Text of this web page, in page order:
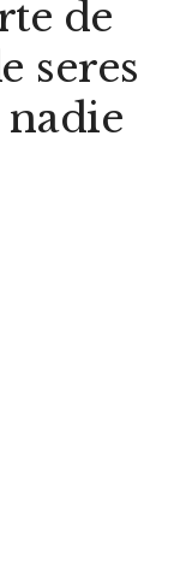
de
seres